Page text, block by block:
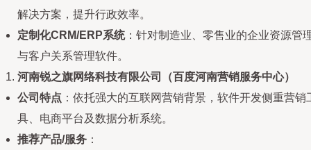
解决方案，提升行政效率。
定制化CRM/ERP系统：针对制造业、零售业的企业资源管
与客户关系管理软件。
河南锐之旗网络科技有限公司（百度河南营销服务中心）
公司特点 ：依托强大的互联网营销背景，软件开发侧重营销
具、电商平台及数据分析系统。
推荐产品/服务 ：